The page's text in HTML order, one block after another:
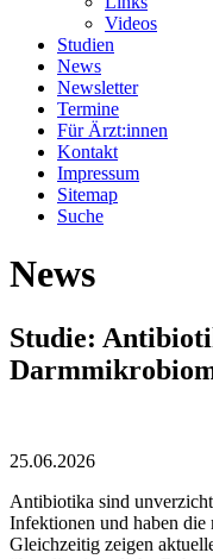
Videos
Studien
News
Newsletter
Termine
Für Ärzt:innen
Kontakt
Impressum
Sitemap
Suche
News
Studie:
25.06.2026
Antibiotika sind
Infektionen und haben die
Gleichzeitig zeigen